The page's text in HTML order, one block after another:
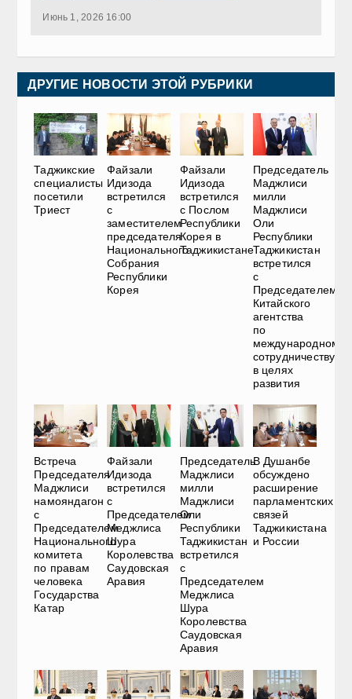
Июнь 1, 2026 16:00
ДРУГИЕ НОВОСТИ ЭТОЙ РУБРИКИ
Таджикские
специалисты
посетили
Триест
Файзали
Идизода
встретился
с
заместителем
председателя
Национального
Собрания
Республики
Корея
Файзали
Идизода
встретился
с Послом
Республики
Корея в
Таджикистане
Председатель
Маджлиси
милли
Маджлиси
Оли
Республики
Таджикистан
встретился
с
Председателем
Китайского
агентства
по
международному
сотрудничеству
в целях
развития
Встреча
Председателя
Маджлиси
намояндагон
с
Председателем
Национального
комитета
по правам
человека
Государства
Катар
Файзали
Идизода
встретился
с
Председателем
Меджлиса
Шура
Королевства
Саудовская
Аравия
Председатель
Маджлиси
милли
Маджлиси
Оли
Республики
Таджикистан
встретился
с
Председателем
Меджлиса
Шура
Королевства
Саудовская
Аравия
В Душанбе
обсуждено
расширение
парламентских
связей
Таджикистана
и России